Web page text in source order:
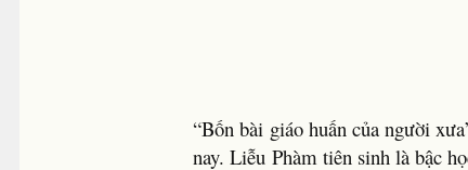
“Bốn bài giáo huấn của người
nay. Liễu Phàm tiên sinh là bậc